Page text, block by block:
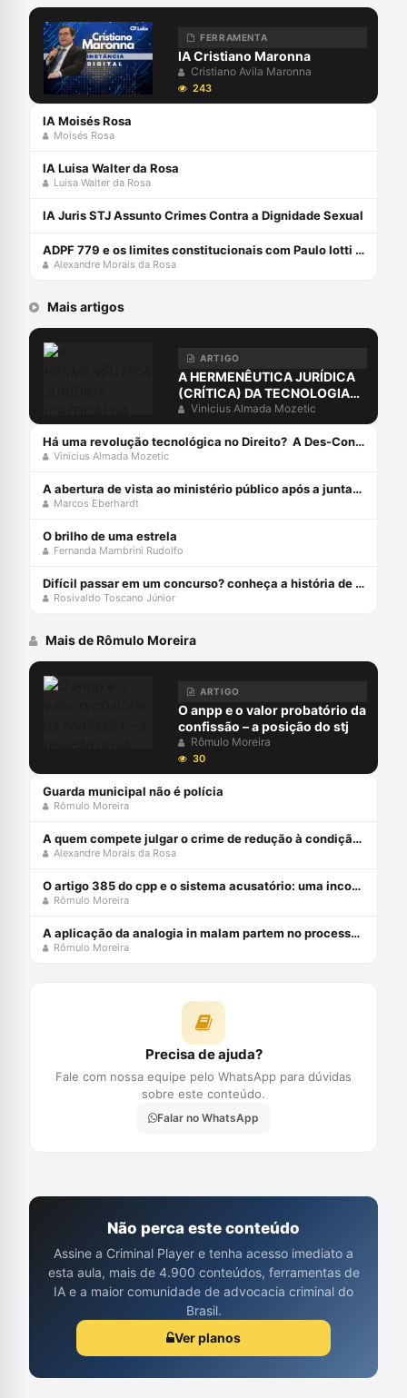
FERRAMENTA
IA Cristiano Maronna
Cristiano Avila Maronna
243
IA Moisés Rosa
Moisés Rosa
IA Luisa Walter da Rosa
Luisa Walter da Rosa
IA Juris STJ Assunto Crimes Contra a Dignidade Sexual
ADPF 779 e os limites constitucionais com Paulo Iotti e Alexandre Morais da Rosa
Alexandre Morais da Rosa
Mais artigos
ARTIGO
A HERMENÊUTICA JURÍDICA
(CRÍTICA) DA TECNOLOGIA
PÓS-MODERNA
Vinicius Almada Mozetic
Há uma revolução tecnológica no Direito? A Des-Construção da Sociedade do Conhecimento e da Informação[1]
Vinicius Almada Mozetic
A abertura de vista ao ministério público após a juntada da resposta à acusação
Marcos Eberhardt
O brilho de uma estrela
Fernanda Mambrini Rudolfo
Difícil passar em um concurso? conheça a história de davi lorso
Rosivaldo Toscano Júnior
Mais de Rômulo Moreira
ARTIGO
O anpp e o valor probatório da
confissão – a posição do stj
Rômulo Moreira
30
Guarda municipal não é polícia
Rômulo Moreira
A quem compete julgar o crime de redução à condição análoga à escravo (cp, art. 149)?
Alexandre Morais da Rosa
O artigo 385 do cpp e o sistema acusatório: uma incompatiblidade com a constituição federal
Rômulo Moreira
A aplicação da analogia in malam partem no processo penal brasileiro
Rômulo Moreira
Precisa de ajuda?
Fale com nossa equipe pelo WhatsApp para dúvidas
sobre este conteúdo.
Falar no WhatsApp
Não perca este conteúdo
Assine a Criminal Player e tenha acesso imediato a
esta aula, mais de 4.900 conteúdos, ferramentas de
IA e a maior comunidade de advocacia criminal do
Brasil.
Ver planos